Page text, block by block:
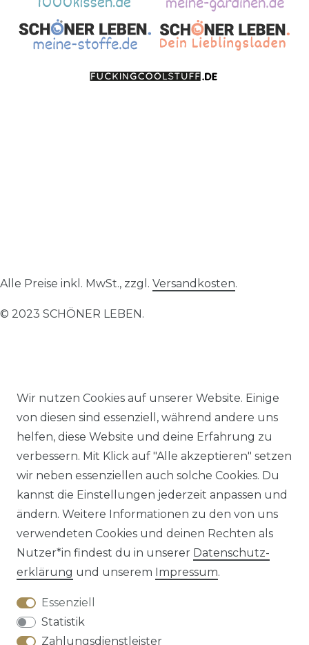
Wir nutzen Cookies auf unserer Website. Einige
von diesen sind essenziell, während andere uns
helfen, diese Website und deine Erfahrung zu
verbessern. Mit Klick auf "Alle akzeptieren" setzen
wir neben essenziellen auch solche Cookies. Du
kannst die Einstellungen jederzeit anpassen und
ändern. Weitere Informationen zu den von uns
verwendeten Cookies und deinen Rechten als
Nutzer*in findest du in unserer Daten­schutz­
erklärung und unserem Impressum.
Essenziell
Statistik
Zahlungsdienstleister
Alle Preise inkl. MwSt., zzgl. Versandkosten.
© 2023 SCHÖNER LEBEN.
Impressum Daten­schutz­erklärung
Barrierefreiheitserklärung Widerrufs­recht
VERTRAG WIDERRUFEN